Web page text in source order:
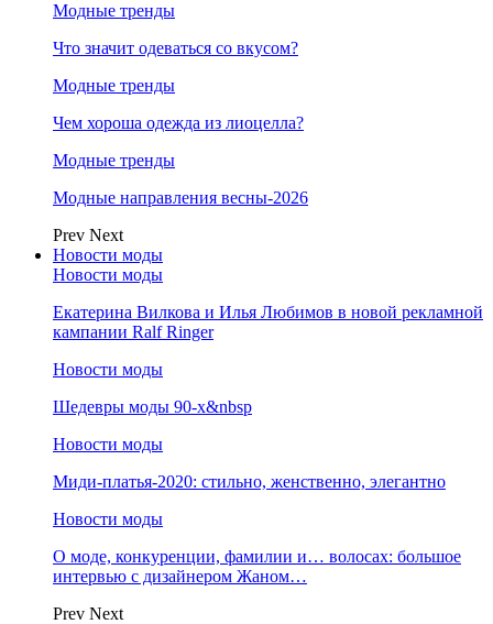
Модные тренды
Что значит одеваться со вкусом?
Модные тренды
Чем хороша одежда из лиоцелла?
Модные тренды
Модные направления весны-2026
Prev Next
Новости моды
Новости моды
Екатерина Вилкова и Илья Любимов в новой рекламной
кампании Ralf Ringer
Новости моды
Шедевры моды 90-х&nbsp
Новости моды
Миди-платья-2020: стильно, женственно, элегантно
Новости моды
О моде, конкуренции, фамилии и… волосах: большое
интервью с дизайнером Жаном…
Prev Next